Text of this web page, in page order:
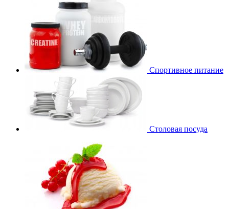
Спортивное питание
Столовая посуда